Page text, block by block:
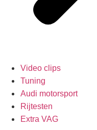
Video clips
Tuning
Audi motorsport
Rijtesten
Extra VAG